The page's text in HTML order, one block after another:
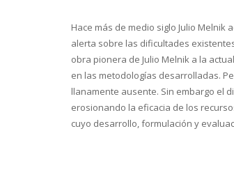
Hace más de medio siglo Julio
alerta sobre las dificultades
obra pionera de Julio Melnik a la
en las metodologías desarrolladas.
llanamente ausente. Sin embargo el
erosionando la eficacia de los
cuyo desarrollo, formulación y